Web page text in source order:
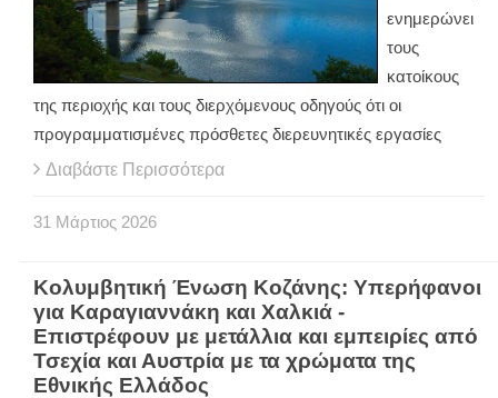
ενημερώνει
τους
κατοίκους
της περιοχής και τους διερχόμενους οδηγούς ότι οι
προγραμματισμένες πρόσθετες διερευνητικές εργασίες
Διαβάστε Περισσότερα
31 Μάρτιος 2026
Κολυμβητική Ένωση Κοζάνης: Υπερήφανοι
για Καραγιαννάκη και Χαλκιά -
Επιστρέφουν με μετάλλια και εμπειρίες από
Τσεχία και Αυστρία με τα χρώματα της
Εθνικής Ελλάδος